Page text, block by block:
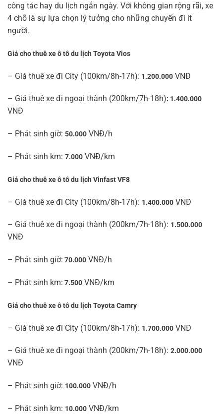
công tác hay du lịch ngắn ngày. Với không gian rộng rãi, xe
4 chỗ là sự lựa chọn lý tưởng cho những chuyến đi ít
người.
Giá cho thuê xe ô tô du lịch Toyota Vios
– Giá thuê xe đi City (100km/8h-17h): 1.200.000 VNĐ
– Giá thuê xe đi ngoại thành (200km/7h-18h): 1.400.000
VNĐ
– Phát sinh giờ: 50.000 VNĐ/h
– Phát sinh km: 7.000 VNĐ/km
Giá cho thuê xe ô tô du lịch Vinfast VF8
– Giá thuê xe đi City (100km/8h-17h): 1.400.000 VNĐ
– Giá thuê xe đi ngoại thành (200km/7h-18h): 1.500.000
VNĐ
– Phát sinh giờ: 70.000 VNĐ/h
– Phát sinh km: 7.500 VNĐ/km
Giá cho thuê xe ô tô du lịch Toyota Camry
– Giá thuê xe đi City (100km/8h-17h): 1.700.000 VNĐ
– Giá thuê xe đi ngoại thành (200km/7h-18h): 2.000.000
VNĐ
– Phát sinh giờ: 100.000 VNĐ/h
– Phát sinh km: 10.000 VNĐ/km